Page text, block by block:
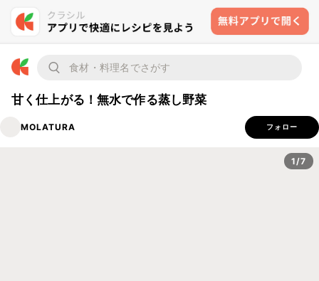
甘く仕上がる！無水で作る蒸し野菜
MOLATURA フォロー
1/7